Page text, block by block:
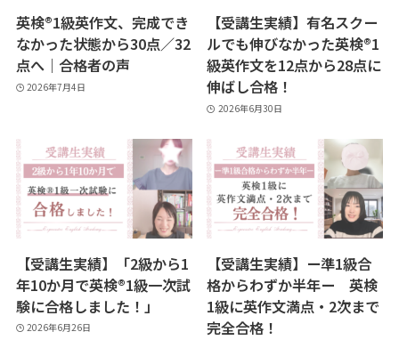
英検®1級英作文、完成でき
なかった状態から30点／32
点へ｜合格者の声
2026年7月4日
【受講生実績】有名スクー
ルでも伸びなかった英検®1
級英作文を12点から28点に
伸ばし合格！
2026年6月30日
【受講生実績】「2級から1
年10か月で英検®1級一次試
験に合格しました！」
2026年6月26日
【受講生実績】ー準1級合
格からわずか半年ー 英検
1級に英作文満点・2次まで
完全合格！